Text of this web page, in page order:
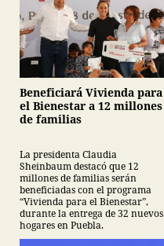
Beneficiará Vivienda para
el Bienestar a 12 millones
de familias
La presidenta Claudia
Sheinbaum destacó que 12
millones de familias serán
beneficiadas con el programa
“Vivienda para el Bienestar”,
durante la entrega de 32 nuevos
hogares en Puebla.